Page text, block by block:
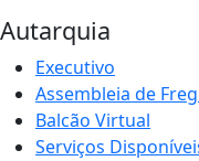
Autarquia
Executivo
Assembleia de
Balcão Virtual
Serviços